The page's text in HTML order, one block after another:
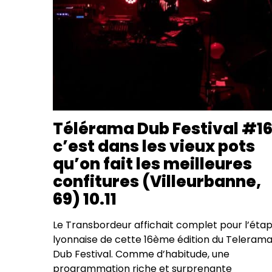
Télérama Dub Festival
c’est dans les vieux pots
qu’on fait les meilleures
confitures (Villeurbanne,
69) 10.11
Le Transbordeur affichait complet pour
lyonnaise de cette 16ème édition du Telerama
Dub Festival. Comme d’habitude, une
programmation riche et surprenante